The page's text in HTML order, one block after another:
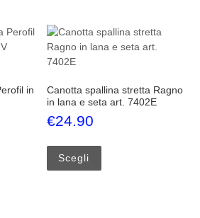
in
ha più varianti. Le opzioni possono
Canotta spallina stretta Ragno
in lana e seta art. 7402E
€24.90
Scegli